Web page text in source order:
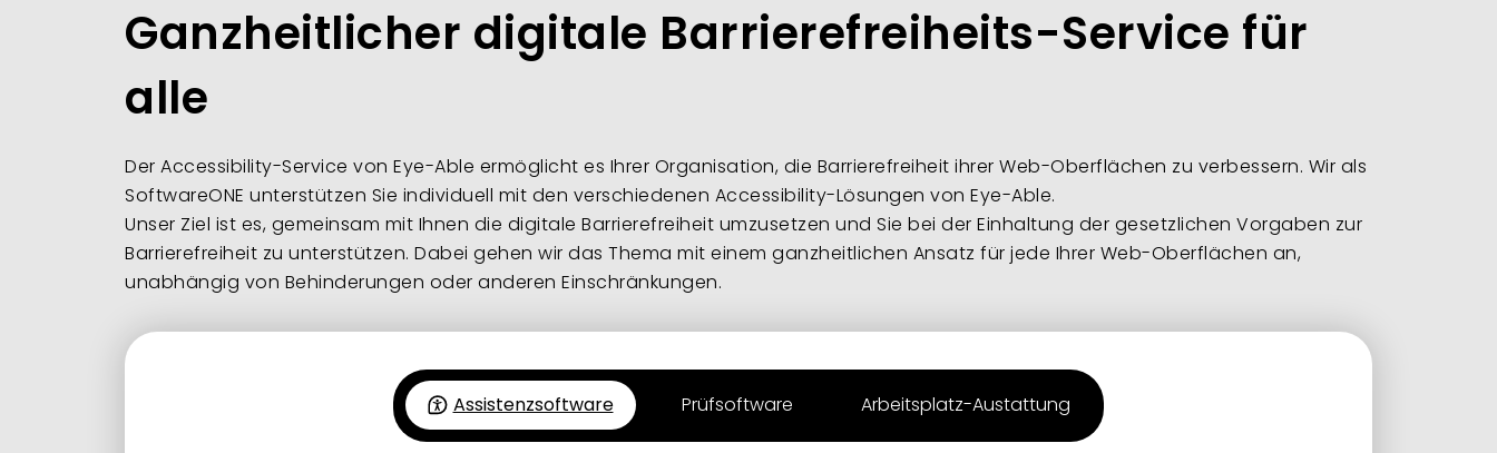
Ganzheitlicher digitale Barrierefreiheits-Service für
alle
Der Accessibility-Service von Eye-Able ermöglicht es Ihrer Organisation, die Barrierefreiheit ihrer Web-Oberflächen zu verbessern. Wir als
SoftwareONE unterstützen Sie individuell mit den verschiedenen Accessibility-Lösungen von Eye-Able.
Unser Ziel ist es, gemeinsam mit Ihnen die digitale Barrierefreiheit umzusetzen und Sie bei der Einhaltung der gesetzlichen Vorgaben zur
Barrierefreiheit zu unterstützen. Dabei gehen wir das Thema mit einem ganzheitlichen Ansatz für jede Ihrer Web-Oberflächen an,
unabhängig von Behinderungen oder anderen Einschränkungen.
Assistenzsoftware Prüfsoftware Arbeitsplatz-Austattung